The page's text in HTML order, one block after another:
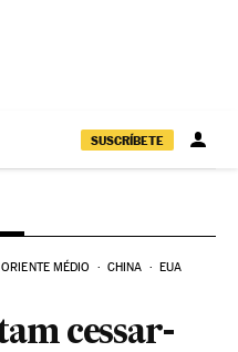
SUSCRÍBETE
ORIENTE MÉDIO CHINA EUA
cessar-